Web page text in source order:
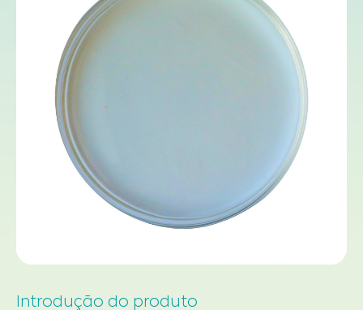
Introdução do produto